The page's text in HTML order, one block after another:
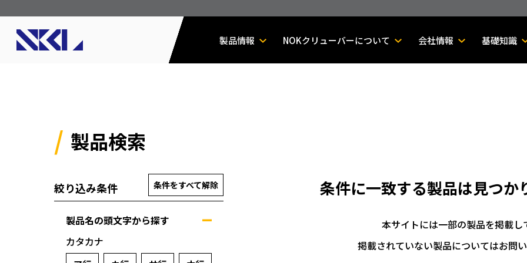
製品情報 NOKクリューバーについて 会社情報 基礎知識
製品検索
絞り込み条件 条件をすべて解除
製品名の頭文字から探す
カタカナ
条件に一致する製品は見つか
本サイトには一部の製品を掲載し
掲載されていない製品についてはお問